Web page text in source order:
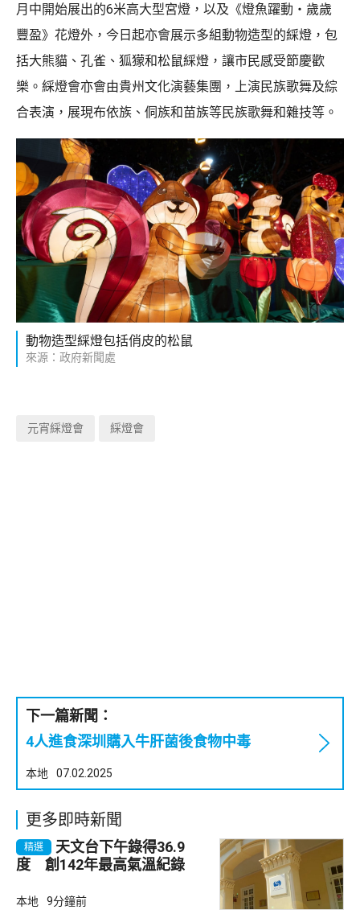
月中開始展出的6米高大型宮燈，以及《燈魚躍動‧歲歲
豐盈》花燈外，今日起亦會展示多組動物造型的綵燈，包
括大熊貓、孔雀、狐獴和松鼠綵燈，讓市民感受節慶歡
樂。綵燈會亦會由貴州文化演藝集團，上演民族歌舞及綜
合表演，展現布依族、侗族和苗族等民族歌舞和雜技等。
動物造型綵燈包括俏皮的松鼠
來源：政府新聞處
元宵綵燈會 綵燈會
下一篇新聞：
4人進食深圳購入牛肝菌後食物中毒
本地 07.02.2025
更多即時新聞
精選
天文台下午錄得36.9
度 創142年最高氣溫紀錄
本地 9分鐘前